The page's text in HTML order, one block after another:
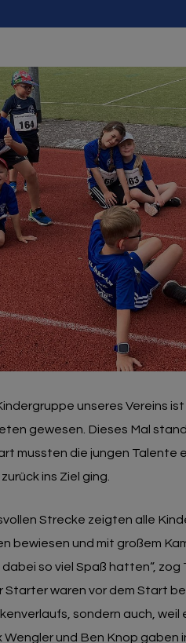
unseres Vereins
gewesen. Dieses Mal
mussten die jungen Talente
ins Ziel ging.
Strecke zeigten alle
bewiesen und mit großem
so viel Spaß hatten“,
Starter waren vor dem Start
sondern auch, weil
und Ben Knop gaben